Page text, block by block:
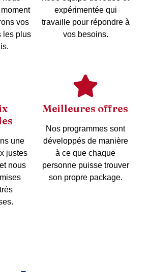
vos
les plus
expérimentée qui
travaille pour répondre à
vos besoins.
une
justes
nous
Meilleures offres
Nos programmes sont
développés de manière
à ce que chaque
personne puisse trouver
son propre package.